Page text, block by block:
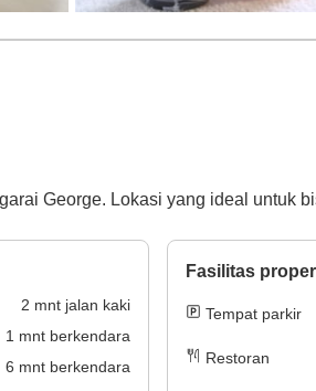
George. Lokasi yang ideal untuk
2 mnt jalan kaki
1 mnt berkendara
6 mnt berkendara
Fasilitas
Tempat parkir
Restoran